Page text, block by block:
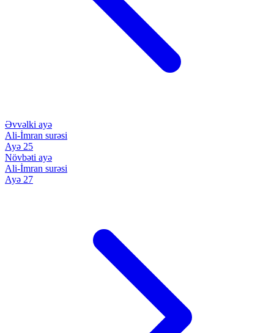
Əvvəlki ayə
Ali-İmran surəsi
Ayə 25
Növbəti ayə
Ali-İmran surəsi
Ayə 27